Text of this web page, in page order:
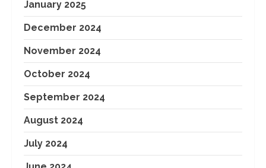
January 2025
December 2024
November 2024
October 2024
September 2024
August 2024
July 2024